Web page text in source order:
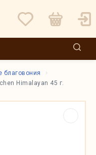
благовония
Himalayan 45 г.